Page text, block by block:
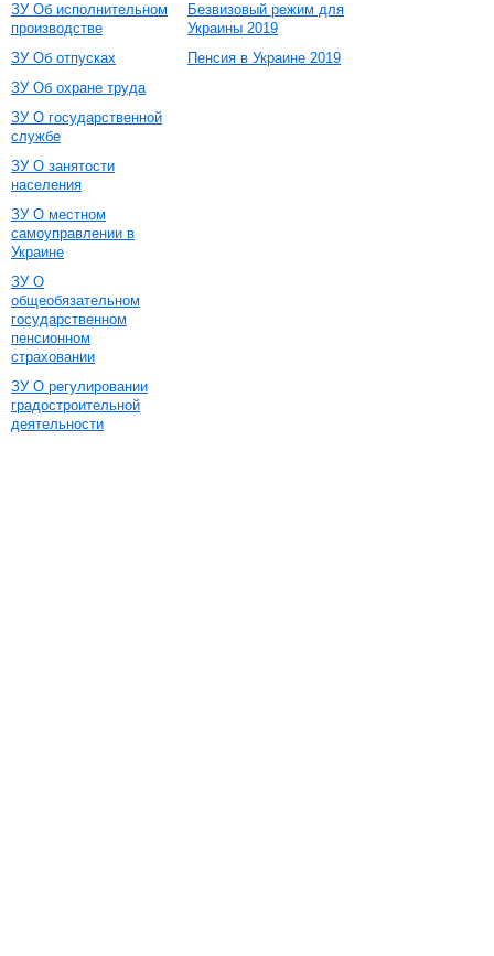
ЗУ Об исполнительном
производстве
ЗУ Об отпусках
ЗУ Об охране труда
ЗУ О государственной
службе
ЗУ О занятости
населения
ЗУ О местном
самоуправлении в
Украине
ЗУ О
общеобязательном
государственном
пенсионном
страховании
ЗУ О регулировании
градостроительной
деятельности
Безвизовый режим для
Украины 2019
Пенсия в Украине 2019